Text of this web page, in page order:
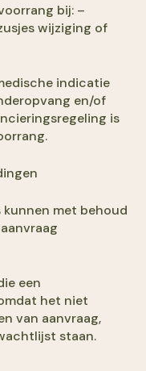
bij: –
wijziging of
indicatie
en/of
is
met behoud
een
het niet
van aanvraag,
staan.